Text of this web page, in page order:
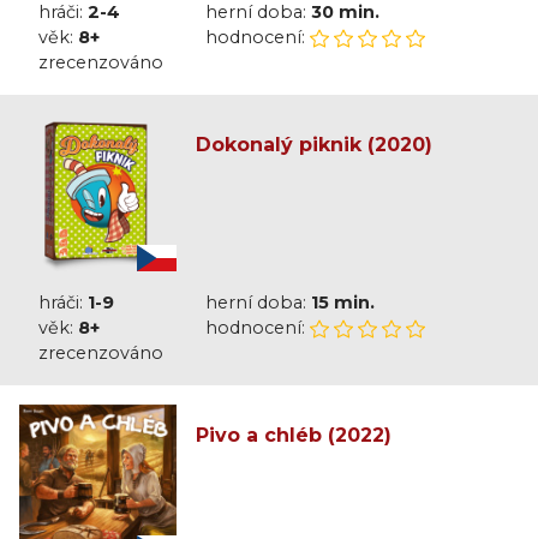
hráči: 2-4 herní doba: 30 min.
věk: 8+
hodnocení:
zrecenzováno
Dokonalý piknik (2020)
hráči: 1-9 herní doba: 15 min.
věk: 8+
hodnocení:
zrecenzováno
Pivo a chléb (2022)